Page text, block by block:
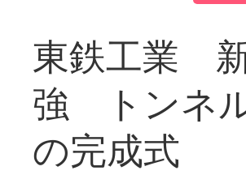
東鉄工業
強 トンネ
の完成式